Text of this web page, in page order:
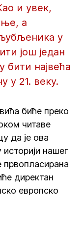
и увек,
а
у
још један
бити највећа
у 21. веку.
биће преко
читаве
да је ова
историји нашег
првопласирана
директан
европско